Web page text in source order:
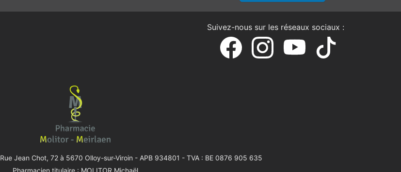
Suivez-nous sur les réseaux sociaux :
Rue Jean Chot, 72 à 5670 Olloy-sur-Viroin - APB 934801 - TVA : BE 0876 905 635
Pharmacien titulaire : MOLITOR Michaël